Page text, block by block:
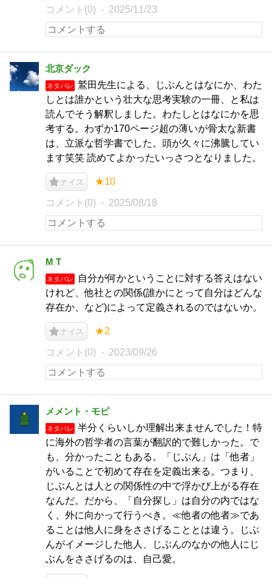
コメント(0) 2025/11/23
北京ダック
ネタバレ
鷲田先生による、じぶんとはなにか、わた
しとは誰かという壮大な思考実験の一冊、と私は
読んでそう解釈しました。わたしとはなにかを思
考する。わずか170ページ超の薄いが骨太な新書
は、立派な哲学書でした。頭が久々に沸騰してい
ます笑笑 読めてよかったいっさつとなりました。
ナイス ★10
コメント(0) 2025/08/18
M T
ネタバレ
自分が何かということに対する答えはない
けれど、他社との関係(誰かにとって自分はどんな
存在か、など)によって定義されるのではないか。
ナイス ★2
コメント(0) 2023/09/26
メメント・モピ
ネタバレ
半分くらいしか理解出来ませんでした！特
に海外の哲学者の言葉が翻訳的で難しかった。で
も、分かったこともある。「じぶん」は「他者」
がいることで初めて存在を定義出来る。つまり、
じぶんとは人との関係性の中で浮かび上がる存在
なんだ。だから、「自分探し」は自分の内ではな
く、外に向かって行うべき。≪他者の他者≫であ
ることは他人に身をささげることとは違う。じぶ
んがイメージした他人、じぶんのなかの他人にじ
ぶんをささげるのは、自己愛。